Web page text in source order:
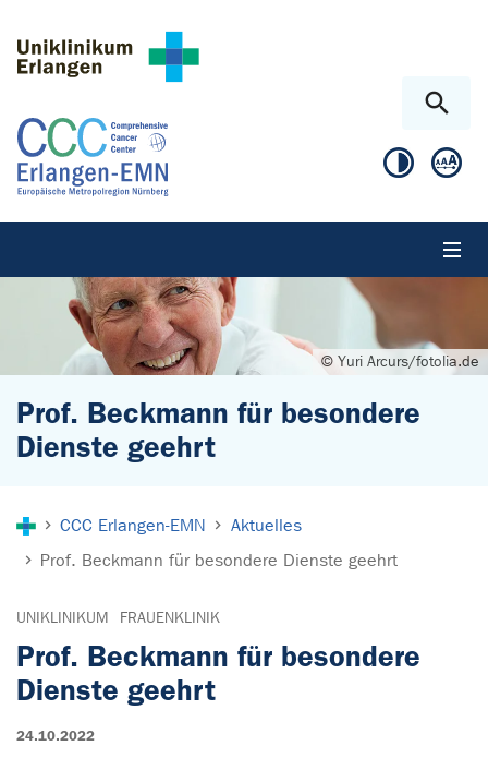
© Yuri Arcurs/fotolia.de
Prof. Beckmann für besondere
Dienste geehrt
CCC Erlangen-EMN
Aktuelles
Prof. Beckmann für besondere Dienste geehrt
UNIKLINIKUM FRAUENKLINIK
Prof. Beckmann für besondere
Dienste geehrt
24.10.2022